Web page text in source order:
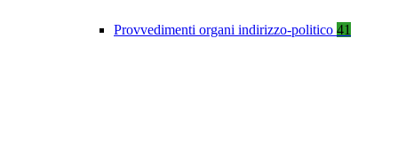
Provvedimenti organi indirizzo-politico 41